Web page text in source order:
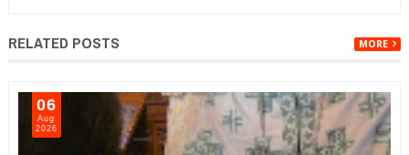
RELATED POSTS MORE
06
Aug
2026